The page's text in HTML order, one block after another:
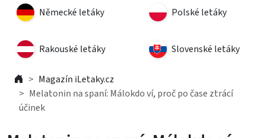
Německé letáky Polské letáky
Rakouské letáky Slovenské letáky
Magazín iLetaky.cz
Melatonin na spaní: Málokdo ví, proč po čase ztrácí
účinek